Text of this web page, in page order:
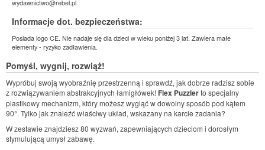
wydawnictwo@rebel.pl
Informacje dot. bezpieczeństwa:
Posiada logo CE. Nie nadaje się dla dzieci w wieku poniżej 3 lat. Zawiera małe
elementy - ryzyko zadławienia.
Pomyśl, wygnij, rozwiąż!
Wypróbuj swoją wyobraźnię przestrzenną i sprawdź, jak dobrze radzisz sobie
z rozwiązywaniem abstrakcyjnych łamigłówek! Flex Puzzlerto specjalny
plastikowy mechanizm, który możesz wygiąć w dowolny sposób pod kątem
90°. Tylko jak znaleźć właściwy układ, wskazany na karcie zadania?
W zestawie znajdziesz 80 wyzwań, zapewniających dzieciom i dorosłym
stymulującą umysł zabawę.